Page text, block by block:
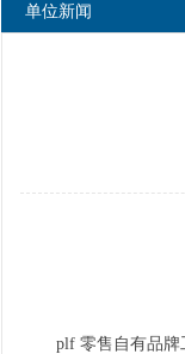
单位新闻
plf 零售自有品牌